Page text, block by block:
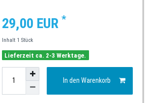
29,00 EUR *
Inhalt 1 Stück
Lieferzeit ca. 2-3 Werktage.
In den Warenkorb